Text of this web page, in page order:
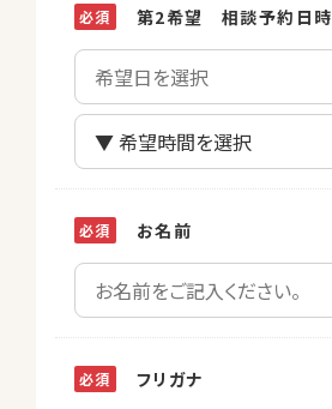
第2希望 相談予約日時
お名前
フリガナ